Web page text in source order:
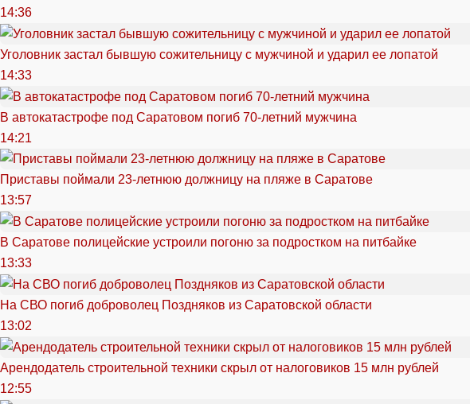
14:36
Уголовник застал бывшую сожительницу с мужчиной и ударил ее лопатой
14:33
В автокатастрофе под Саратовом погиб 70-летний мужчина
14:21
Приставы поймали 23-летнюю должницу на пляже в Саратове
13:57
В Саратове полицейские устроили погоню за подростком на питбайке
13:33
На СВО погиб доброволец Поздняков из Саратовской области
13:02
Арендодатель строительной техники скрыл от налоговиков 15 млн рублей
12:55